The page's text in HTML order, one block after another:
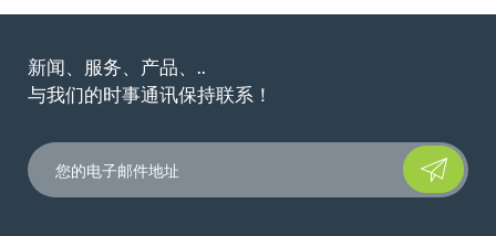
新闻、服务、产品、..
与我们的时事通讯保持联系！
Please